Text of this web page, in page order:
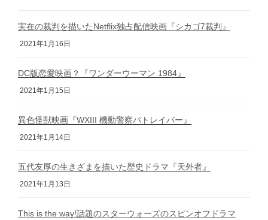
実在の裁判を描いたNetflix独占配信映画『シカゴ7裁判』
2021年1月16日
DC版恋愛映画？『ワンダーウーマン 1984』
2021年1月15日
異色怪獣映画『WXIII 機動警察パトレイバー』
2021年1月14日
五代友厚の生きざまを描いた歴史ドラマ『天外者』
2021年1月13日
This is the way!話題のスターウォーズのスピンオフドラマ